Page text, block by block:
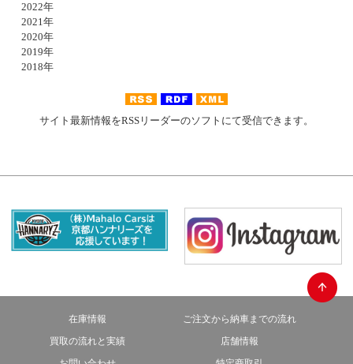
2022年
2021年
2020年
2019年
2018年
サイト最新情報をRSSリーダーのソフトにて受信できます。
在庫情報
ご注文から納車までの流れ
買取の流れと実績
店舗情報